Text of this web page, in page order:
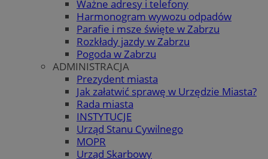
Ważne adresy i telefony
Harmonogram wywozu odpadów
Parafie i msze święte w Zabrzu
Rozkłady jazdy w Zabrzu
Pogoda w Zabrzu
ADMINISTRACJA
Prezydent miasta
Jak załatwić sprawę w Urzędzie Miasta?
Rada miasta
INSTYTUCJE
Urząd Stanu Cywilnego
MOPR
Urząd Skarbowy